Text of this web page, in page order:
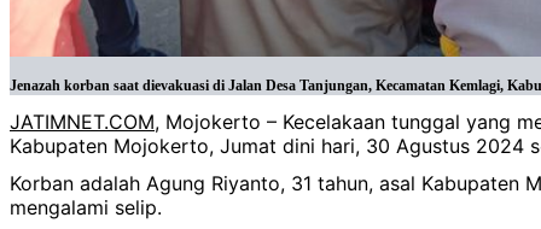
Jenazah korban saat dievakuasi di Jalan Desa Tanjungan, Kecamatan Kemlagi,
JATIMNET.COM, Mojokerto – Kecelakaan tunggal yang
Kabupaten Mojokerto, Jumat dini hari, 30 Agustus 2024
Korban adalah Agung Riyanto, 31 tahun, asal
mengalami selip.